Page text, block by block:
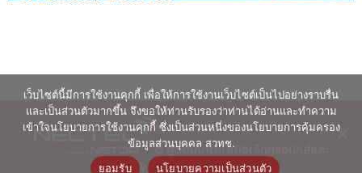
© ศูนย์เทคโนโลยีอิเล็กทรอนิกส์และ
คอมพิวเตอร์แห่งชาติ 2563
เว็บไซต์นี้มีการใช้งานคุกกี้ เพื่อให้การใช้งานเว็บไซต์เป็นไปอย่างราบรื่น
และเป็นส่วนตัวมากขึ้น จึงขอให้ท่านรับรองว่าท่านได้อ่านและทำความ
เข้าใจนโยบายการใช้งานคุกกี้ ซึ่งเป็นส่วนหนึ่งของนโยบายการคุ้มครอง
ข้อมูลส่วนบุคคล สวทช.
ยอมรับ
นโยบายความเป็นส่วนตัว